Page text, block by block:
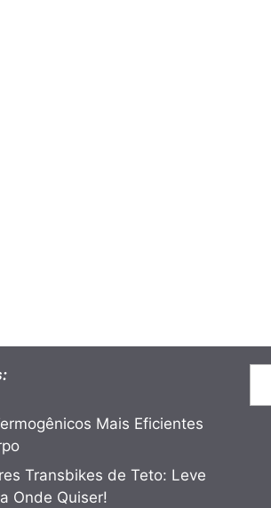
Mais Eficientes
Transbikes de Teto: Leve
Onde Quiser!